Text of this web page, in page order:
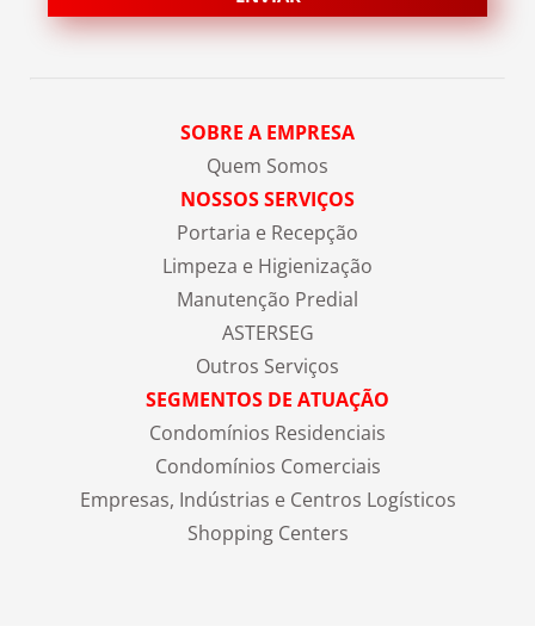
SOBRE A EMPRESA
Quem Somos
NOSSOS SERVIÇOS
Portaria e Recepção
Limpeza e Higienização
Manutenção Predial
ASTERSEG
Outros Serviços
SEGMENTOS DE ATUAÇÃO
Condomínios Residenciais
Condomínios Comerciais
Empresas, Indústrias e Centros Logísticos
Shopping Centers